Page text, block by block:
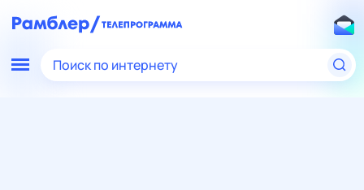
Поиск по интернету